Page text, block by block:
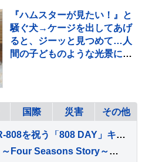
『ハムスターが見たい！』と
騒ぐ犬→ケージを出してあげ
ると、ジーッと見つめて…人
間の子どものような光景に反
国際 災害 その他
伝説のリズムマシンTR-808を祝う「808 DAY」キャンペーンが8月に開催
プティ シガール Akita ～Four Seasons Story～発売